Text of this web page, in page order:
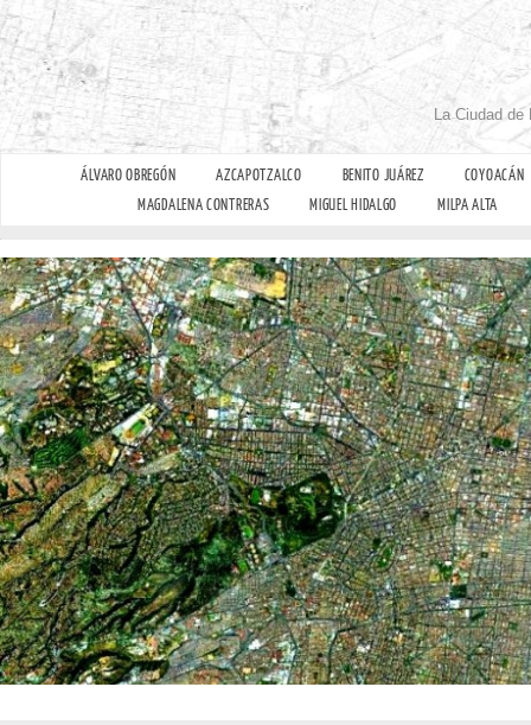
La Ciudad
ÁLVARO OBREGÓN AZCAPOTZALCO BENITO JUÁREZ
COYOACÁN
MAGDALENA CONTRERAS
MIGUEL HIDALGO MILPA ALTA